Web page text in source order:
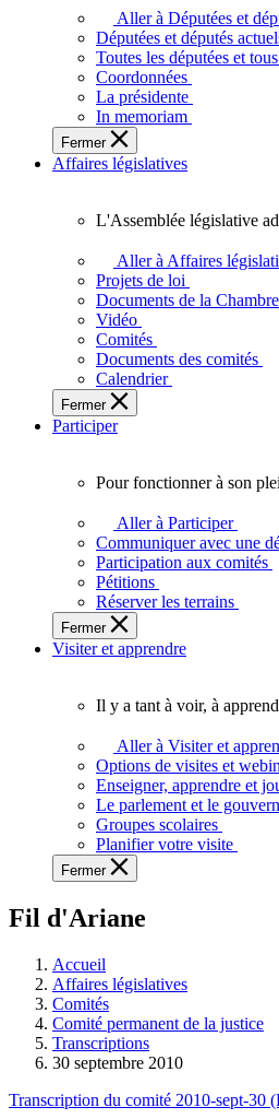
députées
députés
vous
représentent
sein
de
l'Assemblée
l'Ontario.
Aller à Députées et
Députées et députés
Toutes les députées et
Coordonnées
La présidente
In memoriam
Fermer
Affaires législatives
législative
adopte
touchent
vie
des
Ontariennes
Ontariens.
L'Assemblée législative
Aller à Affaires
Projets de loi
Documents de la Chambre
Vidéo
Comités
Documents des comités
Calendrier
Fermer
Participer
fonctionner
plein
potentiel,
l'Assemblée
a
besoin
Pour fonctionner à son
Aller à Participer
Communiquer avec une
Participation aux comités
Pétitions
Réserver les terrains
Fermer
Visiter et apprendre
voir,
apprendre
et
découvrir
l'Assemblée
législative.
Il y a tant à voir, à
Aller à Visiter et
Options de visites et
Enseigner, apprendre et
Le parlement et le
Groupes scolaires
Planifier votre visite
Fermer
Fil d'Ariane
Accueil
Affaires législatives
Comités
Comité permanent de la justice
Transcriptions
30 septembre 2010
Transcription du comité 2010-sept-30